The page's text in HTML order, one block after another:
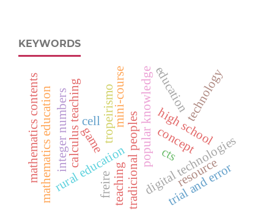
KEYWORDS
popular knowledge
tradicional peoples
tropeirismo
rural education
mathematics educationcalculus teaching digital technologies
teaching
concept
game high school
cell
mathematics contents resource
technology
education
integer numbers
trial and error
mini-course
cts
freire